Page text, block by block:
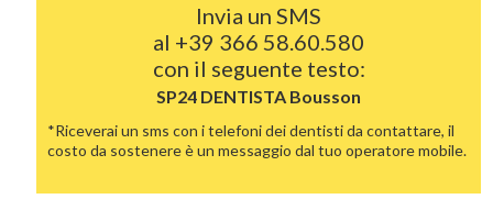
Invia un SMS
al +39 366 58.60.580
con il seguente testo:
SP24 DENTISTA Bousson
*Riceverai un sms con i telefoni dei dentisti da contattare, il
costo da sostenere è un messaggio dal tuo operatore mobile.